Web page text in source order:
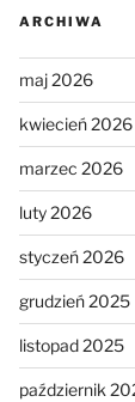
ARCHIWA
maj 2026
kwiecień 2026
marzec 2026
luty 2026
styczeń 2026
grudzień 2025
listopad 2025
październik